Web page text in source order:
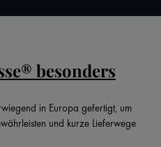
besonders
in Europa gefertigt, um
und kurze Lieferwege